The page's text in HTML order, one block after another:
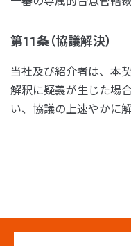
第11条（協議解決）
当社及び紹介者は、本
解釈に疑義が生じた場
い、協議の上速やかに